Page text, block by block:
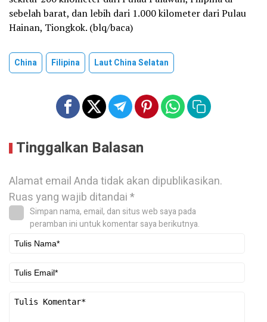
sebelah barat, dan lebih dari 1.000 kilometer dari Pulau
Hainan, Tiongkok. (blq/baca)
China Filipina Laut China Selatan
Tinggalkan Balasan
Alamat email Anda tidak akan dipublikasikan.
Ruas yang wajib ditandai*
Simpan nama, email, dan situs web saya pada
peramban ini untuk komentar saya berikutnya.